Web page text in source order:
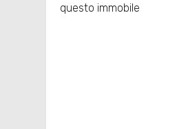
questo immobile